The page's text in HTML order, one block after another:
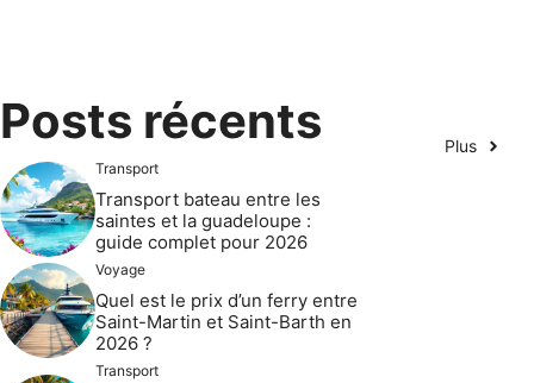
Posts récents Plus
Transport
Transport bateau entre les
saintes et la guadeloupe :
guide complet pour 2026
Voyage
Quel est le prix d’un ferry entre
Saint-Martin et Saint-Barth en
2026 ?
Transport